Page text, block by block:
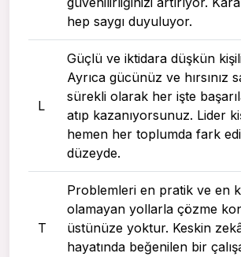
hep saygı duyuluyor.
L
Güçlü ve iktidara düşkün
Ayrıca gücünüz ve hırsınız
sürekli olarak her işte
atıp kazanıyorsunuz. Lider
hemen her toplumda fark
düzeyde.
T
Problemleri en pratik ve en
olamayan yollarla çözme
üstünüze yoktur. Keskin
hayatında beğenilen bir